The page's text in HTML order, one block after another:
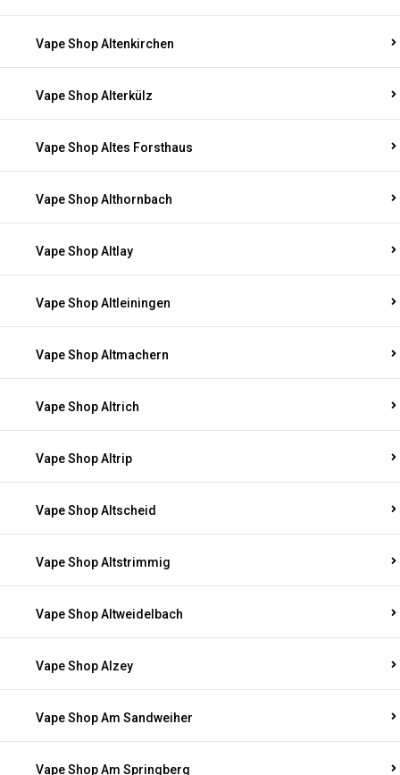
Vape Shop Altenkirchen
Vape Shop Alterkülz
Vape Shop Altes Forsthaus
Vape Shop Althornbach
Vape Shop Altlay
Vape Shop Altleiningen
Vape Shop Altmachern
Vape Shop Altrich
Vape Shop Altrip
Vape Shop Altscheid
Vape Shop Altstrimmig
Vape Shop Altweidelbach
Vape Shop Alzey
Vape Shop Am Sandweiher
Vape Shop Am Springberg